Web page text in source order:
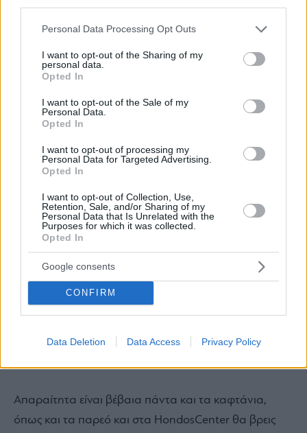
Please note that this website/app uses one or more Google
not limited to your visit or usage behaviour. You may click to
grant or deny consent to Google and its third-party tags to
use your data for below specified purposes in below Google
consent section.
Personal Data Processing Opt Outs
I want to opt-out of the Sharing of my
personal data.
Opted In
I want to opt-out of the Sale of my
Personal Data.
Opted In
I want to opt-out of processing my
Personal Data for Targeted Advertising.
Opted In
I want to opt-out of Collection, Use,
Retention, Sale, and/or Sharing of my
Personal Data that Is Unrelated with the
Purposes for which it was collected.
Opted In
Google consents
CONFIRM
Data Deletion Data Access Privacy Policy
εμφάνιση δεν συμπληρώνεται απλώς με το
μαγιό.
και στα αξεσουάρ που θα απογειώσουν το στυλ σου
ακόμη και αν έχεις επιλέξει το πιο απλό μαγιό. Τα
headpieces -καπέλο ή μαντήλι είναι must και για τη
φετινή καλοκαιρινή σεζόν.
Απαραίτητα είναι βέβαια πάντα και τα καφτάνια,
όπως και τα παρεό και στα HondosCenter θα βρεις